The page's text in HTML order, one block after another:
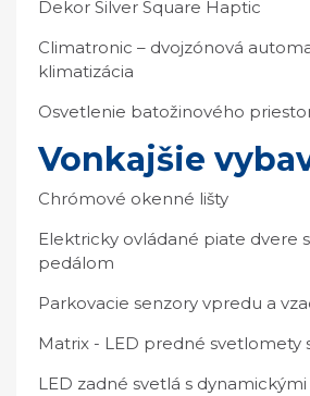
Dekor Silver Square Haptic
Climatronic – dvojzónová
klimatizácia
Osvetlenie batožinového
Vonkajšie
Chrómové okenné lišty
Elektricky ovládané piate dvere
pedálom
Parkovacie senzory vpredu a
Matrix - LED predné svetlomety
LED zadné svetlá s